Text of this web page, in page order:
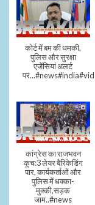
कोर्ट में बम की धमकी,
पुलिस और सुरक्षा
एजेंसियां अलर्ट
कांग्रेस का राजभवन
कूच:3 लेयर बैरिकेडिंग
पार, कार्यकर्ताओं और
पुलिस में धक्का-
मुक्की,सड़क
जाम..#news